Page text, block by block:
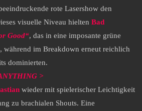
rote Lasershow den
visuelle Niveau hielten Bad
Good“, das in eine imposante grüne
während im Breakdown erneut reichlich
dominierten.
>
wieder mit spielerischer Leichtigkeit
zu brachialen Shouts. Eine